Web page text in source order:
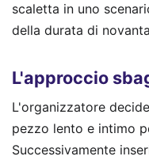
scaletta in uno
della durata di
L'approccio
L'organizzatore
pezzo lento e intimo
Successivamente